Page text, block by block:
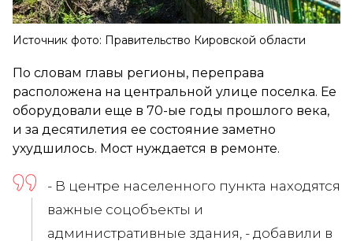
Источник фото: Правительство Кировской области
По словам главы регионы, переправа
расположена на центральной улице поселка. Ее
оборудовали еще в 70-ые годы прошлого века,
и за десятилетия ее состояние заметно
ухудшилось. Мост нуждается в ремонте.
- В центре населенного пункта находятся
важные соцобъекты и
административные здания, - добавили в